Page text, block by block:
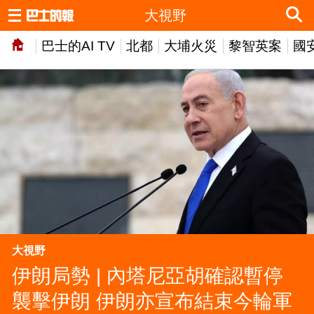
巴士的AI TV 北都 大埔火災 黎智英案 國
大視野
大視野
伊朗局勢 | 內塔尼亞胡確認暫停
襲擊伊朗 伊朗亦宣布結束今輪軍